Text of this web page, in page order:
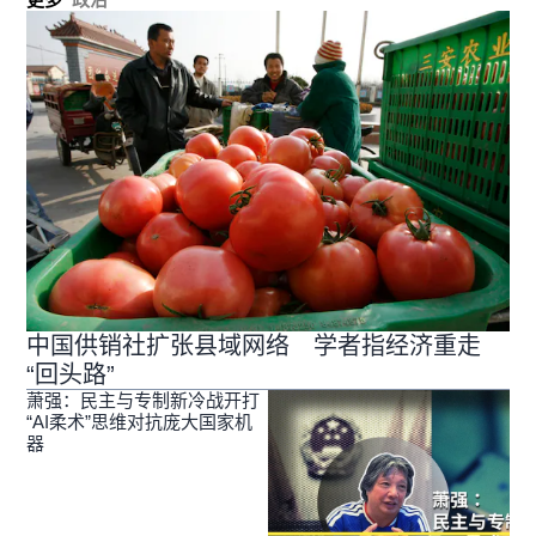
中国供销社扩张县域网络 学者指经济重走
“回头路”
萧强：民主与专制新冷战开打
“AI柔术”思维对抗庞大国家机
器